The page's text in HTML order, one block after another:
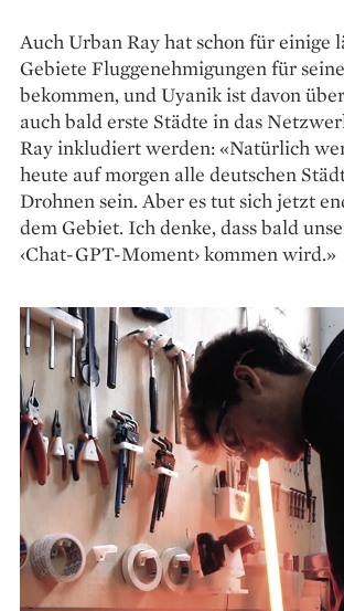
Auch Urban Ray hat schon für einige
Gebiete Flug­genehmigungen für
bekommen, und Uyanik ist ­davon
auch bald erste Städte in das
Ray inkludiert werden: «Natürlich
heute auf morgen alle deutschen
Drohnen sein. Aber es tut sich jetzt
dem Gebiet. Ich denke, dass bald
‹Chat-GPT-Moment› kommen wird.»